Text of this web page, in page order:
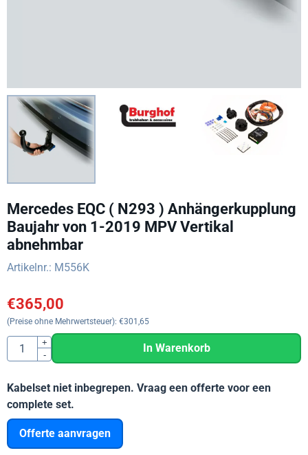
Mercedes EQC ( N293 ) Anhängerkupplung
Baujahr von 1-2019 MPV Vertikal
abnehmbar
Artikelnr.: M556K
€365,00
(Preise ohne Mehrwertsteuer): €301,65
Anzahl
+
-
In Warenkorb
Kabelset niet inbegrepen. Vraag een offerte voor een
complete set.
Offerte aanvragen